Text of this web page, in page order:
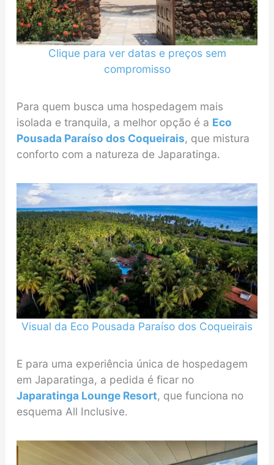
Clique para ver datas e preços sem
compromisso
Para quem busca uma hospedagem mais
isolada e tranquila, a melhor opção é a Eco
Pousada Paraíso dos Coqueirais, que mistura
conforto com a natureza de Japaratinga.
Visual da Eco Pousada Paraíso dos Coqueirais
E para uma experiência única de hospedagem
em Japaratinga, a pedida é ficar no
Japaratinga Lounge Resort, que funciona no
esquema All Inclusive.